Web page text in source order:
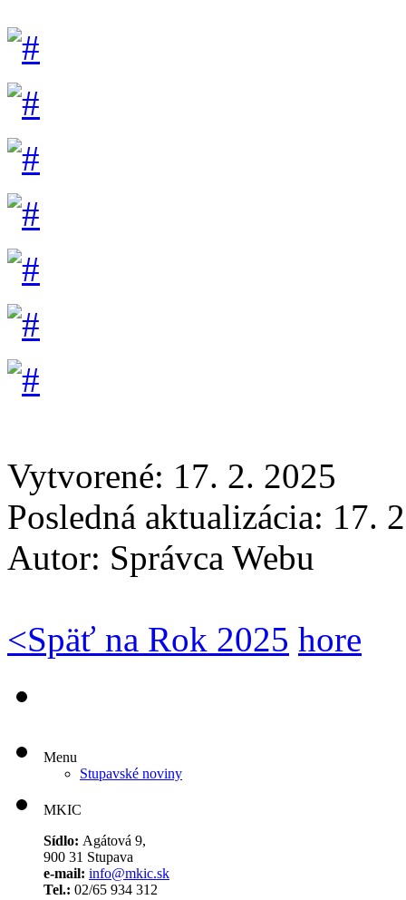
Vytvorené: 17. 2. 2025
Posledná aktualizácia: 17.
Autor: Správca Webu
<Späť na Rok 2025 hore
Menu
Stupavské noviny
MKIC
Sídlo: Agátová 9,
900 31 Stupava
e-mail: info@mkic.sk
Tel.: 02/65 934 312